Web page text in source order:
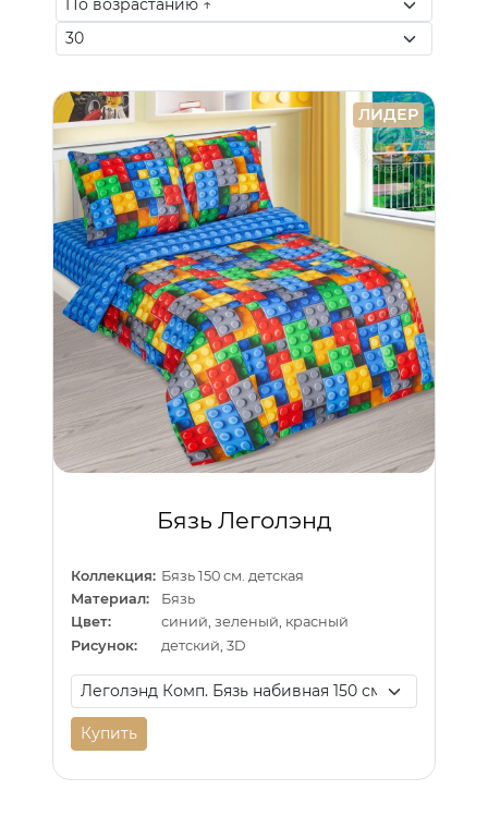
ЛИДЕР
Бязь Леголэнд
Коллекция: Бязь 150 см. детская
Материал:
Бязь
Цвет:
синий, зеленый, красный
Рисунок:
детский, 3D
Купить